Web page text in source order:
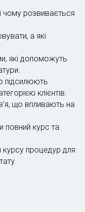
чому розвивається
а які
які допоможуть
підсилюють
клієнтів.
що впливають на
повний курс та
курсу процедур для